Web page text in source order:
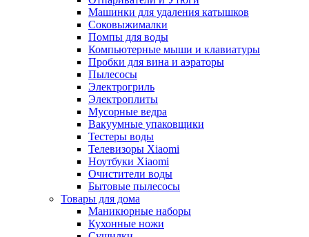
Машинки для удаления катышков
Соковыжималки
Помпы для воды
Компьютерные мыши и клавиатуры
Пробки для вина и аэраторы
Пылесосы
Электрогриль
Электроплиты
Мусорные ведра
Вакуумные упаковщики
Тестеры воды
Телевизоры Xiaomi
Ноутбуки Xiaomi
Очистители воды
Бытовые пылесосы
Товары для дома
Маникюрные наборы
Кухонные ножи